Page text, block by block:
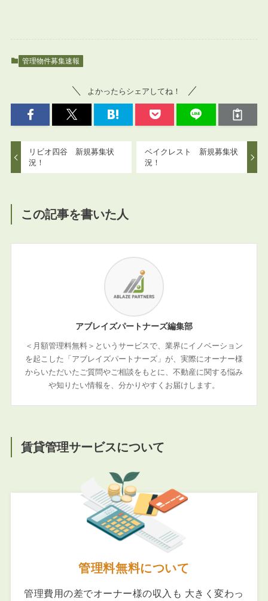
管理物件募集速報
よかったらシェアしてね！
リビオ四谷 新規募集状
況！
ベイクレスト 新規募集状
況！
この記事を書いた人
アブレイズパートナーズ編集部
＜月額管理料無料＞というサービスで、業界にイノベーション
を起こした「アブレイズパートナーズ」が、実際にオーナー様
からいただいたご質問やご相談をもとに、不動産に関する悩み
や知りたい情報を、分かりやすくお届けします。
賃貸管理サービスについて
管理料無料について
管理費用の差でオーナー様の収入も 大きく変わっ